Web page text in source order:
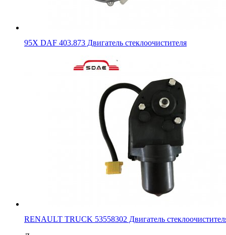
95X DAF 403.873 Двигатель стеклоочистителя
RENAULT TRUCK 53558302 Двигатель